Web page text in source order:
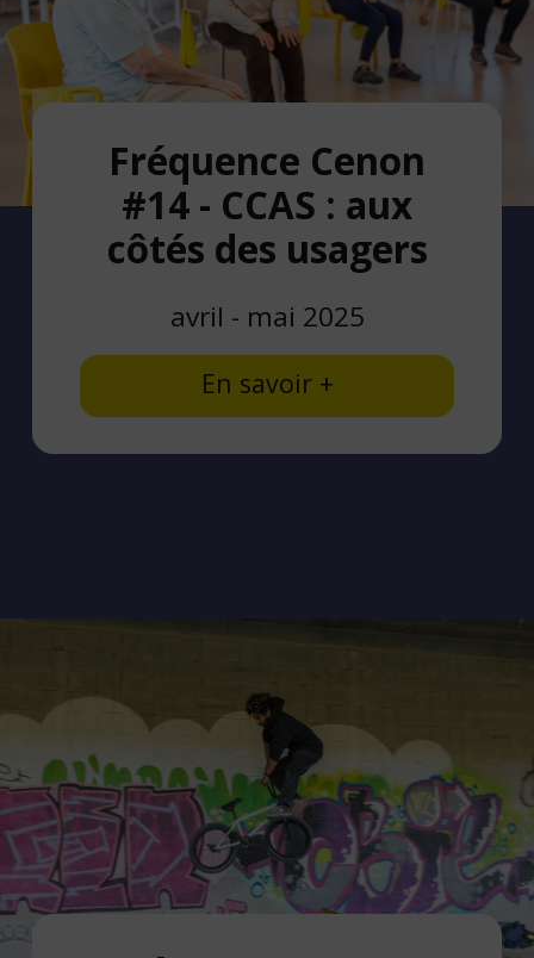
Fréquence Cenon
#14 - CCAS : aux
côtés des usagers
avril - mai 2025
En savoir +